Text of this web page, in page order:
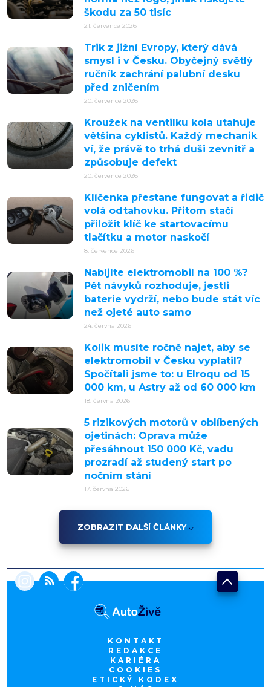
škodu za 50 tisíc
21. července 2026
Trik z jižní Evropy, který dává
smysl i v Česku. Obyčejný světlý
ručník zachrání palubní desku
před zničením
20. července 2026
Kroužek na ventilku kola utahuje
většina cyklistů. Každý mechanik
ví, že právě to trhá duši zevnitř a
způsobuje defekt
20. července 2026
Klíčenka přestane fungovat a řidič
volá odtahovku. Přitom stačí
přiložit klíč ke startovacímu
tlačítku a motor naskočí
8. července 2026
Nabíjíte elektromobil na 100 %?
Pět návyků rozhoduje, jestli
baterie vydrží, nebo bude stát víc
než ojeté auto samo
24. června 2026
Kolik musíte ročně najet, aby se
elektromobil v Česku vyplatil?
Spočítali jsme to: u Elroqu od 15
000 km, u Astry až od 60 000 km
18. června 2026
5 rizikových motorů v oblíbených
ojetinách: Oprava může
přesáhnout 150 000 Kč, vadu
prozradí až studený start po
nočním stání
17. června 2026
ZOBRAZIT DALŠÍ ČLÁNKY
KONTAKT
REDAKCE
KARIÉRA
COOKIES
ETICKÝ KODEX